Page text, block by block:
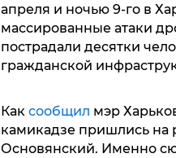
апреля и ночью 9-го в
массированные атаки
пострадали десятки
гражданской
Как сообщил мэр
камикадзе пришлись на
Основянский. Именно